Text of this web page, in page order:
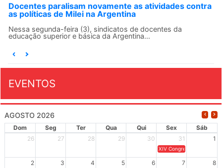
ANDES-SN convoca docentes para Dia de
Solidariedade Internacionalista com Cuba em 13 de
O ANDES-SN conclama suas seções sindicais e o conjunto
EVENTOS
AGOSTO 2026
Dom Seg Ter Qua Qui Sex
Sáb
26
27 28 29 30 31 1
XIV Congresso Brasileiro
2 3 4 5 6 7 8